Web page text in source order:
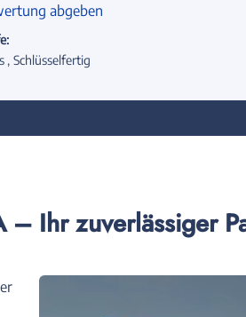
abgeben
Schlüsselfertig
– Ihr zuverlässiger